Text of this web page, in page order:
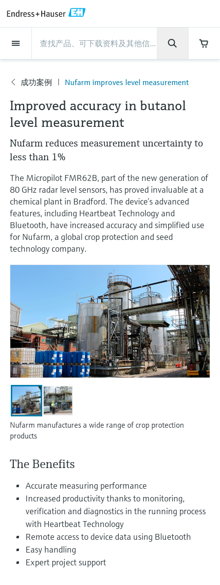
现场仪表
流量
物位测量
温度测量
压力测量
系统产品
光学分析
Netilion IIoT
产品工具
通过产品筛选，选择测量仪表
通过产品特性查找适当的测量设备、软件或
系统组件。
Applicator 选型和计算软件
通过应用参数查找、选择并配置产品
Device Viewer
您可通过产品型号、订单代码或序列号，轻
松查找所需备件。
流量
电磁流量计
科里奥利质量流量计
涡街流量计
热式质量流量计
Differential pressure flow
measurement
选购全部
物位测量
雷达物位测量
Vibronic point level detection
超声波物位测量
电容物位测量
静压液位测量
Conductive level measurement
Float switch level measurement
阻旋料位开关
伺服液位测量
机电式物位测量
微波限位栅物位测量
Level measurement with pressure
选购全部
液体分析
pH电极和变送器
电导率传感器和变送器
氯传感器和变送器
溶解氧传感器和变送器
实验室检测仪表和便携式pH计
全自动水质采样仪
TOC、COD和SAC分析仪
污泥界面传感器和变送器
营养盐分析仪和传感器
金属分析仪
光度计
微波传输测量原理
Memosens数字技术
选购全部
温度测量
温度变送器
工业温度计
高温型温度计
卫生型温度计
紧凑型温度计
温度开关
表面温度计
多点温度计
选购全部
压力测量
绝压和表压测量
差压测量
系统产品
数据管理仪&数据记录仪
过程测控仪
WirelessHART解决方案
网关和调制解调器
设备配置用平板电脑
能量管理仪和应用管理仪
浪涌保护器
光学分析
TDLAS和QF分析仪
拉曼光谱分析仪
颗粒测量设备
数字分析仪解决方案
过程气体分析仪
空气质量测量装置
烟雾探测器
超高探测器
选购全部
Netilion IIoT
Netilion Value
Netilion Health
Netilion Library
Netilion Inventory
Netilion Connect
Netilion Device Viewer
Netilion Water
服务产品
Project and commissioning services
技术支持服务
仪表性能优化服务
View all
Project and commissioning
仪表调试服务
Industrial Project Management
Extended warranty
技术支持服务
远程技术支持
远程资产监控
仪表维护
验证服务
现场仪表校准服务
Repair of measuring instruments
仪表性能优化服务
校准报告分析
优化校准间隔时间
行业应用
食品与饮料
水务和环境：保护 —— 节约 —— 提高
现净零目标
生命科学：创新技术助推卓越运营
化工：深化合作，助推可持续成功
电力与能源
采矿、矿物加工及冶金：打造可持
续的未来
公用工程：可靠使用蒸汽
所有行业的关注焦点
工业领域的可持续发展解决方案
数字化驱动流程工业转型升级
决策级过程透明度，赋能卓越运营
支持
快速获取服务支持！
位服务，与您相伴前行
下载区
搜索和下载技术手册, 宣传资料, 出版物, 软
件更新, 视频, 证书等各类文件!
学习
学习中心
学习中心 - 探索Endress+Hauser学习平台上
的指导课程与资源，随时随地提升技能。
活动和培训
在线研讨会等各种活动中灵活选择。
公司
Endress+Hauser集团
生产中心
客户案例
新闻与案例
活动和培训
您的Endress+Hauser职业生涯
Endress+Hauser集团
公司概况
Endress+Hauser在中国
财务业绩
集团管理层
发展历程
文化与价值观
可持续发展
生产中心
物位和压力测量
Endress+Hauser流量
温度+系统产品
Endress+Hauser 数字解决方案
Endress+Hauser 光学分析
Endress+Hauser SICK
Endress+Hauser Technology China
集团实力
过程安全性
网络安全性
My Endress+Hauser
建立电子采购流程，从容应对未来
需求
新闻与案例
新闻与案例总览
所有文章
事实速览
媒体活动
活动和培训
培训
研讨会
在线研讨会和回放
峰会
线下活动
查找市场活动及培训
您的Endress+Hauser职业生
Explore open positions
在Endress+Hauser工作
更多工作机会
德国耶拿分析仪器公司的工作机会
IST创新传感器技术公司的工作机
会
Job opportunities at
司
成功案例 Nufarm improves level measurement
Improved accuracy in butanol
level measurement
Nufarm reduces measurement uncertainty to
less than 1%
The Micropilot FMR62B, part of the new generation of
80 GHz radar level sensors, has proved invaluable at a
chemical plant in Bradford. The device’s advanced
features, including Heartbeat Technology and
Bluetooth, have increased accuracy and simplified use
for Nufarm, a global crop protection and seed
technology company.
Nufarm manufactures a wide range of crop protection
products
The Benefits
Accurate measuring performance
Increased productivity thanks to monitoring,
verification and diagnostics in the running process
with Heartbeat Technology
Remote access to device data using Bluetooth
Easy handling
Expert project support